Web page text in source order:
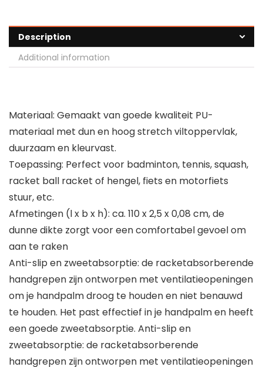
Description
Additional information
Materiaal: Gemaakt van goede kwaliteit PU-
materiaal met dun en hoog stretch viltoppervlak,
duurzaam en kleurvast.
Toepassing: Perfect voor badminton, tennis, squash,
racket ball racket of hengel, fiets en motorfiets
stuur, etc.
Afmetingen (l x b x h): ca. 110 x 2,5 x 0,08 cm, de
dunne dikte zorgt voor een comfortabel gevoel om
aan te raken
Anti-slip en zweetabsorptie: de racketabsorberende
handgrepen zijn ontworpen met ventilatieopeningen
om je handpalm droog te houden en niet benauwd
te houden. Het past effectief in je handpalm en heeft
een goede zweetabsorptie. Anti-slip en
zweetabsorptie: de racketabsorberende
handgrepen zijn ontworpen met ventilatieopeningen